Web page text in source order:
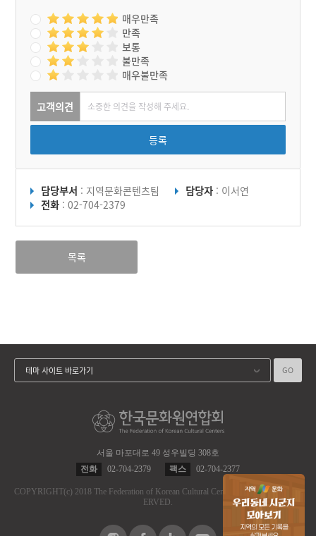
매우만족
만족
보통
불만족
매우불만족
고객의견
등록
담당부서 : 지역문화콘텐츠팀 담당자 : 이서연
전화 : 02-704-2379
목록
서울 마포대로 49 성우빌딩 308호
전화
02-704-2379 팩스 02-704-2377
COPYRIGHT(c) 2018 The Federation of Korean Cultural Centers.
ALL RIGHT RES
ERVED.
테마 사이트 바로가기 GO